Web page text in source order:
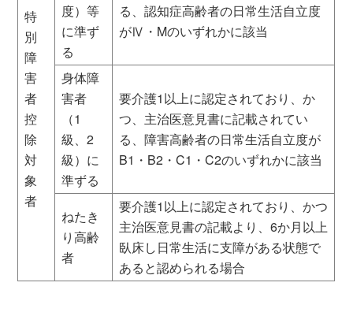
特
別
障
害
者
控
除
対
象
者
度）等
に準ず
る
る、認知症高齢者の日常生活自立度
がⅣ・Mのいずれかに該当
身体障
害者
（1
級、2
級）に
準ずる
要介護1以上に認定されており、か
つ、主治医意見書に記載されてい
る、障害高齢者の日常生活自立度が
B1・B2・C1・C2のいずれかに該当
ねたき
り高齢
者
要介護1以上に認定されており、かつ
主治医意見書の記載より、6か月以上
臥床し日常生活に支障がある状態で
あると認められる場合